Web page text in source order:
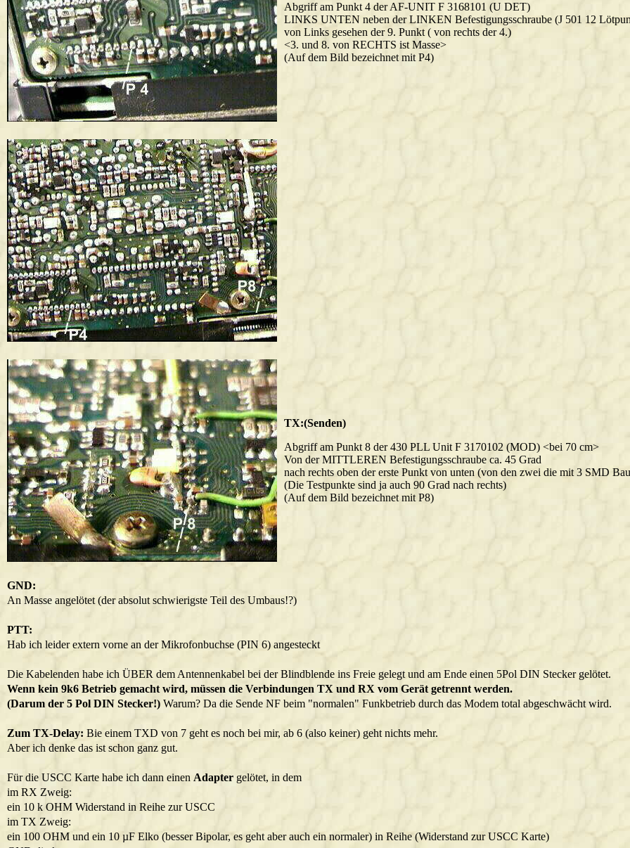
Abgriff am Punkt 4 der AF-UNIT F 3168101 (U DET)
LINKS UNTEN neben der LINKEN Befestigungsschraube (J 501 12
von Links gesehen der 9. Punkt ( von rechts der 4.)
<3. und 8. von RECHTS ist Masse>
(Auf dem Bild bezeichnet mit P4)
TX:(Senden)
Abgriff am Punkt 8 der 430 PLL Unit F 3170102 (MOD) <bei 70 cm>
Von der MITTLEREN Befestigungsschraube ca. 45 Grad
nach rechts oben der erste Punkt von unten (von den zwei die mit 3 SMD
(Die Testpunkte sind ja auch 90 Grad nach rechts)
(Auf dem Bild bezeichnet mit P8)
GND:
An Masse angelötet (der absolut schwierigste Teil des Umbaus!?)
PTT:
Hab ich leider extern vorne an der Mikrofonbuchse (PIN 6) angesteckt
Die Kabelenden habe ich ÜBER dem Antennenkabel bei der Blindblende ins Freie gelegt und am Ende einen 5Pol DIN Stecker gelötet.
Wenn kein 9k6 Betrieb gemacht wird, müssen die Verbindungen TX und RX vom Gerät getrennt werden.
(Darum der 5 Pol DIN Stecker!) Warum? Da die Sende NF beim "normalen" Funkbetrieb durch das Modem total abgeschwächt wird.
Zum TX-Delay: Bie einem TXD von 7 geht es noch bei mir, ab 6 (also keiner) geht nichts mehr.
Aber ich denke das ist schon ganz gut.
Für die USCC Karte habe ich dann einen Adapter gelötet, in dem
im RX Zweig:
ein 10 k OHM Widerstand in Reihe zur USCC
im TX Zweig:
ein 100 OHM und ein 10 µF Elko (besser Bipolar, es geht aber auch ein normaler) in Reihe (Widerstand zur USCC Karte)